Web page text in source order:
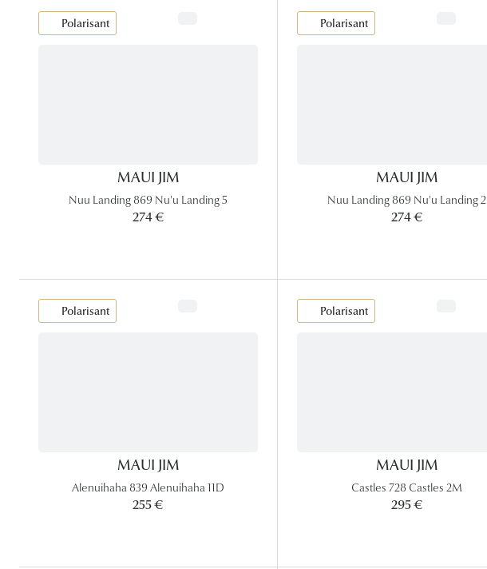
Polarisant
MAUI JIM
Nuu Landing 869 Nu'u Landing 5
274 €
Polarisant
MAUI JIM
Nuu Landing 869 Nu'u Landing 2
274 €
Polarisant
MAUI JIM
Alenuihaha 839 Alenuihaha 11D
255 €
Polarisant
MAUI JIM
Castles 728 Castles 2M
295 €